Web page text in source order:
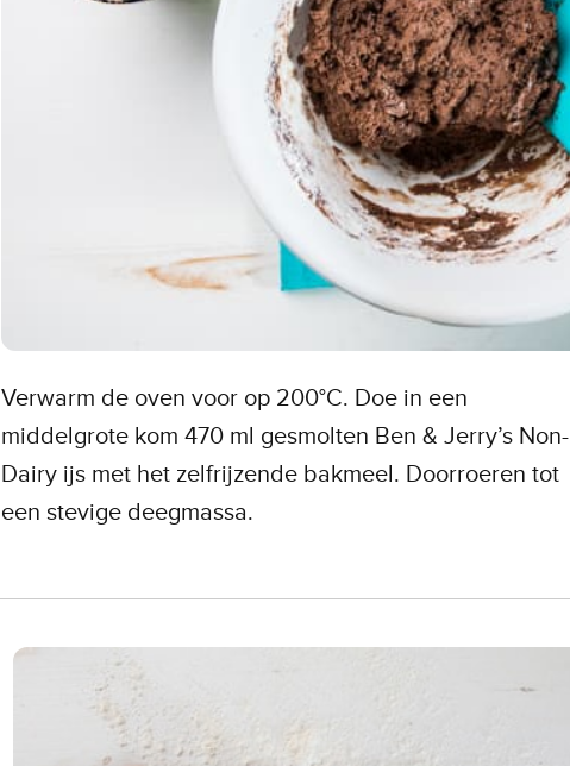
Verwarm de oven voor op 200°C. Doe in een
middelgrote kom 470 ml gesmolten Ben & Jerry’s Non-
Dairy ijs met het zelfrijzende bakmeel. Doorroeren tot
een stevige deegmassa.